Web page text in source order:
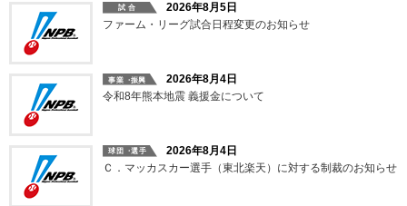
2026年8月5日
ファーム・リーグ試合日程変更のお知らせ
2026年8月4日
令和8年熊本地震 義援金について
2026年8月4日
Ｃ．マッカスカー選手（東北楽天）に対する制裁のお知らせ